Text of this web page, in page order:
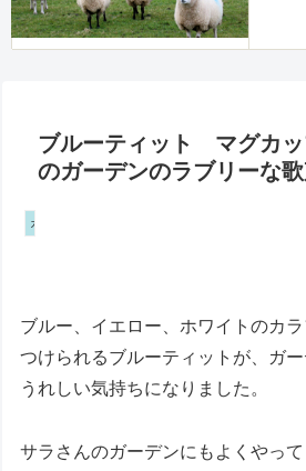
ブルーティット マグカ
のガーデンのラブリーな
カントリーサイド
ブルー、イエロー、ホワイトのカ
つけられるブルーティットが、ガ
うれしい気持ちになりました。
サラさんのガーデンにもよくやっ